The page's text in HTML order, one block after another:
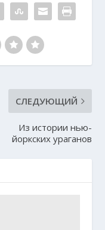
СЛЕДУЮЩИЙ
Из истории нью-
йоркских ураганов